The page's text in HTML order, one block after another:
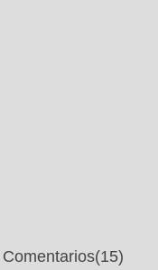
Comentarios(15)